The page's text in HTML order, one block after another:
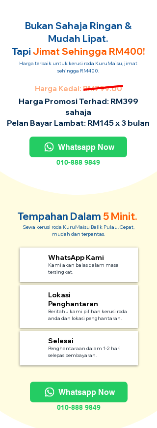
Bukan Sahaja Ringan &
Mudah Lipat.
Tapi Jimat Sehingga RM400!
Harga terbaik untuk kerusi roda KuruMaisu, jimat
sehingga RM400.
Harga Kedai: RM799.00
Harga Promosi Terhad: RM399
sahaja
Pelan Bayar Lambat: RM145 x 3 bulan
Whatsapp Now
010-888 9849
Tempahan Dalam 5 Minit.
Sewa kerusi roda KuruMaisu Balik Pulau. Cepat,
mudah dan terpantas.
WhatsApp Kami
Kami akan balas dalam masa
tersingkat.
Lokasi
Penghantaran
Beritahu kami pilihan kerusi roda
anda dan lokasi penghantaran.
Selesai
Penghantaraan dalam 1-2 hari
selepas pembayaran.
Whatsapp Now
010-888 9849